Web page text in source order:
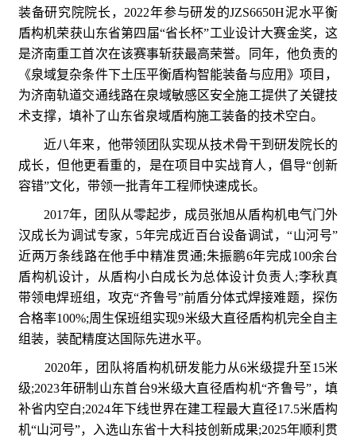
装备研究院院长，2022年参与研发的JZS6650H泥水平衡
盾构机荣获山东省第四届“省长杯”工业设计大赛金奖，这
是济南重工首次在该赛事斩获最高荣誉。同年，他负责的
《泉域复杂条件下土压平衡盾构智能装备与应用》项目，
为济南轨道交通线路在泉域敏感区安全施工提供了关键技
术支撑，填补了山东省泉域盾构施工装备的技术空白。
近八年来，他带领团队实现从技术骨干到研发院长的
成长，但他更看重的，是在项目中实战育人，倡导“创新
容错”文化，带领一批青年工程师快速成长。
2017年，团队从零起步，成员张旭从盾构机电气门外
汉成长为调试专家，5年完成近百台设备调试，“山河号”
近两万条线路在他手中精准贯通;朱振鹏6年完成100余台
盾构机设计，从盾构小白成长为总体设计负责人;李秋真
带领电焊班组，攻克“齐鲁号”前盾分体式焊接难题，探伤
合格率100%;周生保班组实现9米级大直径盾构机完全自主
组装，装配精度达国际先进水平。
2020年，团队将盾构机研发能力从6米级提升至15米
级;2023年研制山东首台9米级大直径盾构机“齐鲁号”，填
补省内空白;2024年下线世界在建工程最大直径17.5米盾构
机“山河号”，入选山东省十大科技创新成果;2025年顺利贯